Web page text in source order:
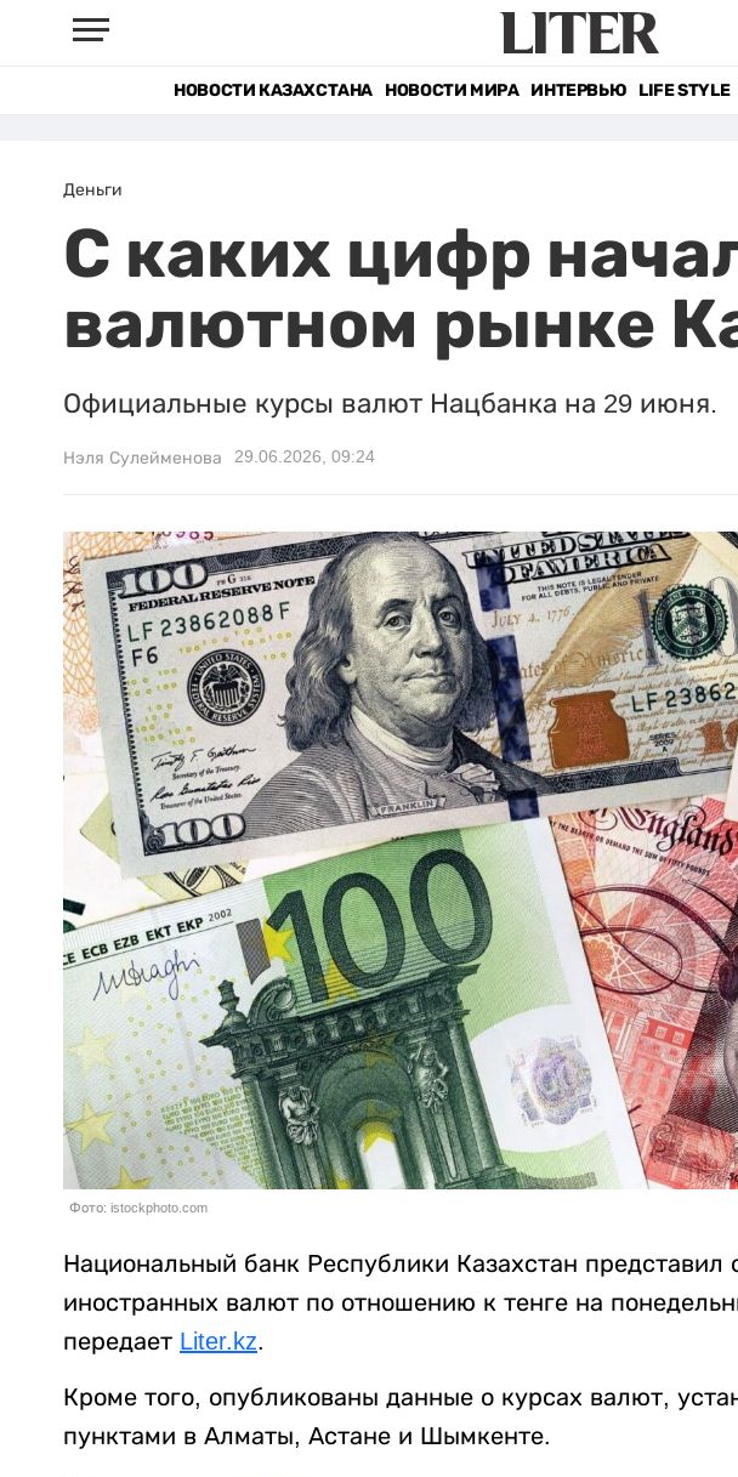
НОВОСТИ КАЗАХСТАНА НОВОСТИ МИРА ИНТЕРВЬЮ LIFE STYLE
Деньги
С каких цифр
валютном рынке
Официальные курсы валют Нацбанка на 29 июня.
Нэля Сулейменова 29.06.2026, 09:24
Фото: istockphoto.com
Национальный банк Республики Казахстан представил
иностранных валют по отношению к тенге на
передает Liter.kz.
Кроме того, опубликованы данные о курсах валют,
пунктами в Алматы, Астане и Шымкенте.